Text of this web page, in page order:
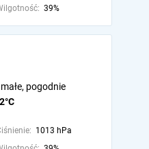
39%
pogodnie
1013 hPa